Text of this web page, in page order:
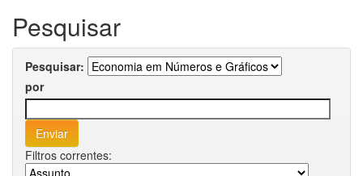
Pesquisar
Pesquisar:
por
Filtros correntes: